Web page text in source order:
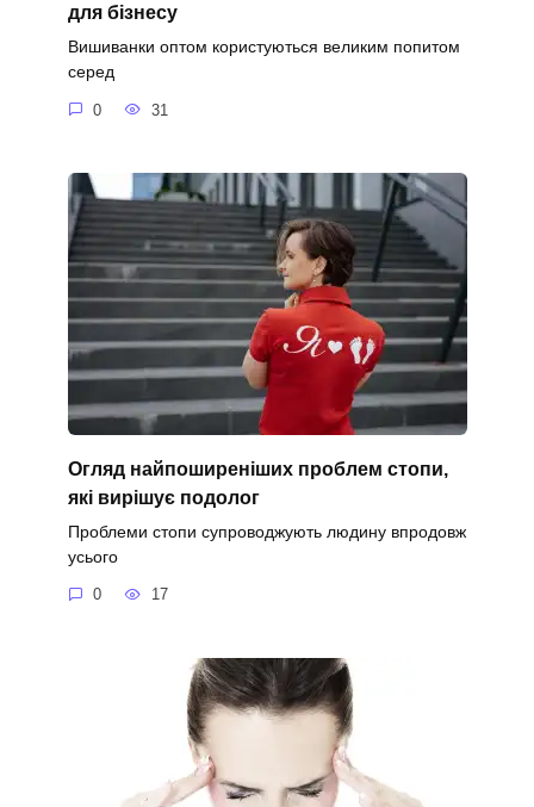
для бізнесу
Вишиванки оптом користуються великим попитом
серед
0 31
Огляд найпоширеніших проблем стопи,
які вирішує подолог
Проблеми стопи супроводжують людину впродовж
усього
0 17